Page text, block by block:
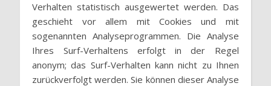
Verhalten statistisch ausgewertet werden. Das
geschieht vor allem mit Cookies und mit
sogenannten Analyseprogrammen. Die Analyse
Ihres Surf-Verhaltens erfolgt in der Regel
anonym; das Surf-Verhalten kann nicht zu Ihnen
zurückverfolgt werden. Sie können dieser Analyse